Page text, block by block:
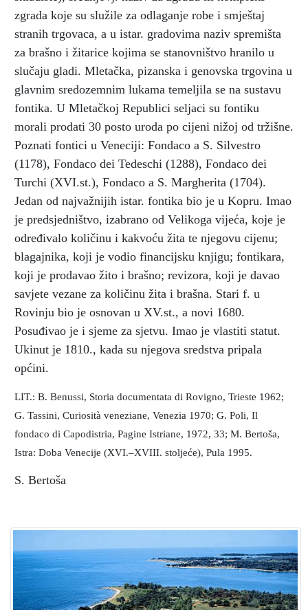
zgrada koje su služile za odlaganje robe i smještaj
stranih trgovaca, a u istar. gradovima naziv spremišta
za brašno i žitarice kojima se stanovništvo hranilo u
slučaju gladi. Mletačka, pizanska i genovska trgovina u
glavnim sredozemnim lukama temeljila se na sustavu
fontika. U Mletačkoj Republici seljaci su fontiku
morali prodati 30 posto uroda po cijeni nižoj od tržišne.
Poznati fontici u Veneciji: Fondaco a S. Silvestro
(1178), Fondaco dei Tedeschi (1288), Fondaco dei
Turchi (XVI.st.), Fondaco a S. Margherita (1704).
Jedan od najvažnijih istar. fontika bio je u Kopru. Imao
je predsjedništvo, izabrano od Velikoga vijeća, koje je
određivalo količinu i kakvoću žita te njegovu cijenu;
blagajnika, koji je vodio financijsku knjigu; fontikara,
koji je prodavao žito i brašno; revizora, koji je davao
savjete vezane za količinu žita i brašna. Stari f. u
Rovinju bio je osnovan u XV.st., a novi 1680.
Posuđivao je i sjeme za sjetvu. Imao je vlastiti statut.
Ukinut je 1810., kada su njegova sredstva pripala
općini.
LIT.: B. Benussi, Storia documentata di Rovigno, Trieste 1962;
G. Tassini, Curiosità veneziane, Venezia 1970; G. Poli, Il
fondaco di Capodistria, Pagine Istriane, 1972, 33; M. Bertoša,
Istra: Doba Venecije (XVI.–XVIII. stoljeće), Pula 1995.
S. Bertoša